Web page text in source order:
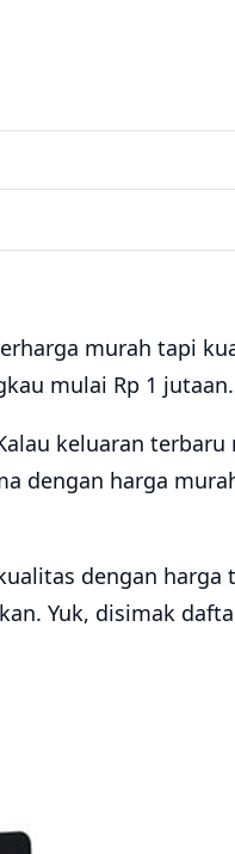
murah tapi
mulai Rp 1 jutaan.
keluaran
dengan harga
dengan harga
Yuk, disimak